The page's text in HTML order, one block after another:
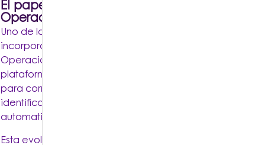
El papel de la IA en los Centros de
Operaciones de Seguridad (SOC)
Uno de los mayores avances de los últimos años ha sido la
incorporación de inteligencia artificial en los Centros de
Operaciones de Seguridad. Actualmente, muchas
plataformas utilizan modelos de aprendizaje automático
para correlacionar miles de eventos de seguridad,
identificar comportamientos fuera de lo normal y
automatizar la respuesta frente a incidentes.
Esta evolución ha permitido reducir el volumen de falsas